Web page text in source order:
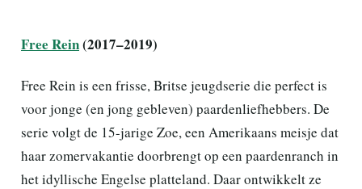
Free Rein(2017–2019)
Free Rein is een frisse, Britse jeugdserie die perfect is
voor jonge (en jong gebleven) paardenliefhebbers. De
serie volgt de 15-jarige Zoe, een Amerikaans meisje dat
haar zomervakantie doorbrengt op een paardenranch in
het idyllische Engelse platteland. Daar ontwikkelt ze